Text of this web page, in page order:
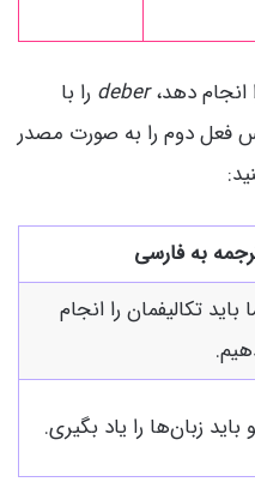
انجام دهد،deber را با
دوم را به صورت مصدر
به فارسی
باید تکالیفمان را انجام
باید زبان‌ها را یاد بگیری.